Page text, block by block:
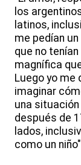
los
latinos,
me pedían
que no
magnífica
Luego yo me
imaginar
una situación
después de
lados,
como un